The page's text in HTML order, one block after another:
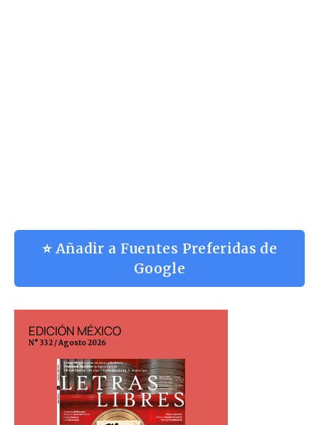
⭐ Añadir a Fuentes Preferidas de
Google
EDICIÓN MÉXICO
N° 332 / Agosto 2026